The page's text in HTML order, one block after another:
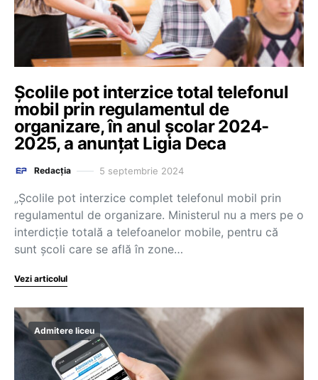
Școlile pot interzice total telefonul
mobil prin regulamentul de
organizare, în anul școlar 2024-
2025, a anunțat Ligia Deca
Redacția 5 septembrie 2024
„Școlile pot interzice complet telefonul mobil prin
regulamentul de organizare. Ministerul nu a mers pe o
interdicție totală a telefoanelor mobile, pentru că
sunt școli care se află în zone…
Vezi articolul
Admitere liceu